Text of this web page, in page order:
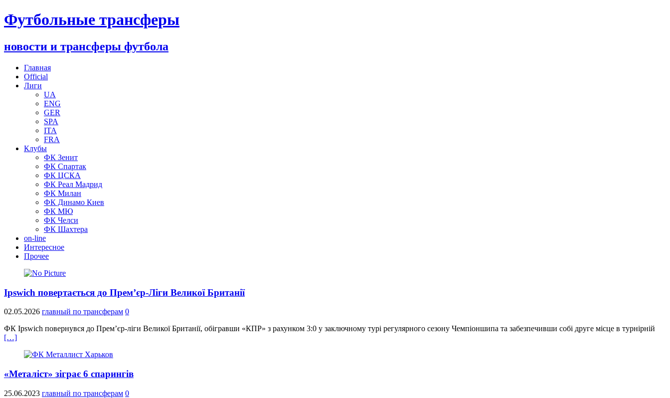
Футбольные трансферы
новости и трансферы футбола
Главная
Official
Лиги
UA
ENG
GER
SPA
ITA
FRA
Клубы
ФК Зенит
ФК Спартак
ФК ЦСКА
ФК Реал Мадрид
ФК Милан
ФК Динамо Киев
ФК МЮ
ФК Челси
ФК Шахтера
on-line
Интересное
Прочее
Ipswich повертається до Прем’єр-Ліги Великої Британії
02.05.2026 главный по трансферам 0
ФК Ipswich повернувся до Прем’єр-ліги Великої Британії, обігравши «КПР» з рахунком 3:0 у заключному турі регулярного сезону Чемпіоншипа та забезпечивши собі друге місце в турнірній
[…]
«Металіст» зіграє 6 спарингів
25.06.2023 главный по трансферам 0